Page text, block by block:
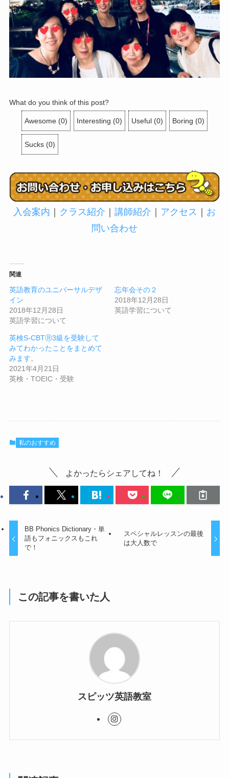
What do you think of this post?
Awesome (0) Interesting (0) Useful (0) Boring (0)
Sucks (0)
入会案内 ｜ クラス紹介 ｜ 講師紹介 ｜ アクセス ｜ お
問い合わせ
関連
英語教育のユニバーサルデザ
イン
2018年12月28日
英語学習について
忘年会その２
2018年12月28日
英語学習について
英検S-CBTⓇ3級を受験して
みてわかったことをまとめて
みます。
2021年4月21日
英検・TOEIC・受験
私のおすすめ
よかったらシェアしてね！
BB Phonics Dictionary・単
語もフォニックスもこれ
で！
スペシャルレッスンの最後
は大人数で
この記事を書いた人
スピッツ英語教室